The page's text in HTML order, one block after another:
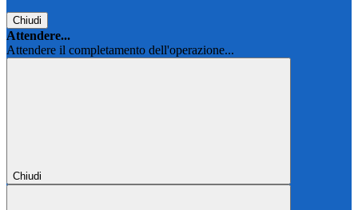
Chiudi
Attendere...
Attendere il completamento dell'operazione...
Chiudi